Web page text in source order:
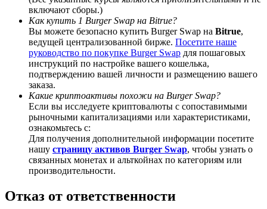
BTC Welcome Rewards
Deposit & Trade BTC to Share 25000 USDT prize pool!
Deposit CASHCAT & Win
Share 500000 CASHCAT prize pool
Exclusive for BitMart Users
включают сборы.)
Как купить 1 Burger Swap на Bitrue?
Вы можете безопасно купить Burger Swap на Bitrue,
ведущей централизованной бирже. Посетите наше
руководство по покупке Burger Swap для пошаговых
инструкций по настройке вашего кошелька,
подтверждению вашей личности и размещению вашего
заказа.
Какие криптоактивы похожи на Burger Swap?
Если вы исследуете криптовалюты с сопоставимыми
рыночными капитализациями или характеристиками,
ознакомьтесь с:
Для получения дополнительной информации посетите
нашу страницу активов Burger Swap, чтобы узнать о
связанных монетах и альткойнах по категориям или
производительности.
Отказ от ответственности